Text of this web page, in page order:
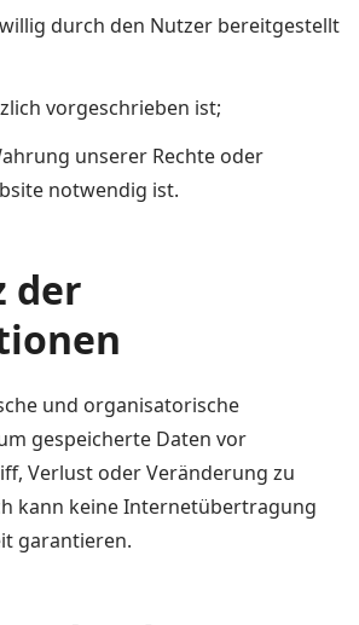
durch den Nutzer bereitgestellt
vorgeschrieben ist;
unserer Rechte oder
notwendig ist.
der
und organisatorische
gespeicherte Daten vor
Verlust oder Veränderung zu
kann keine Internetübertragung
garantieren.